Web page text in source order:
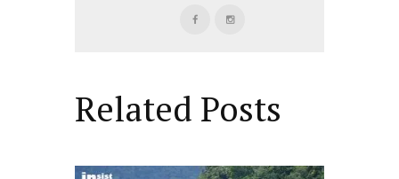
Related Posts